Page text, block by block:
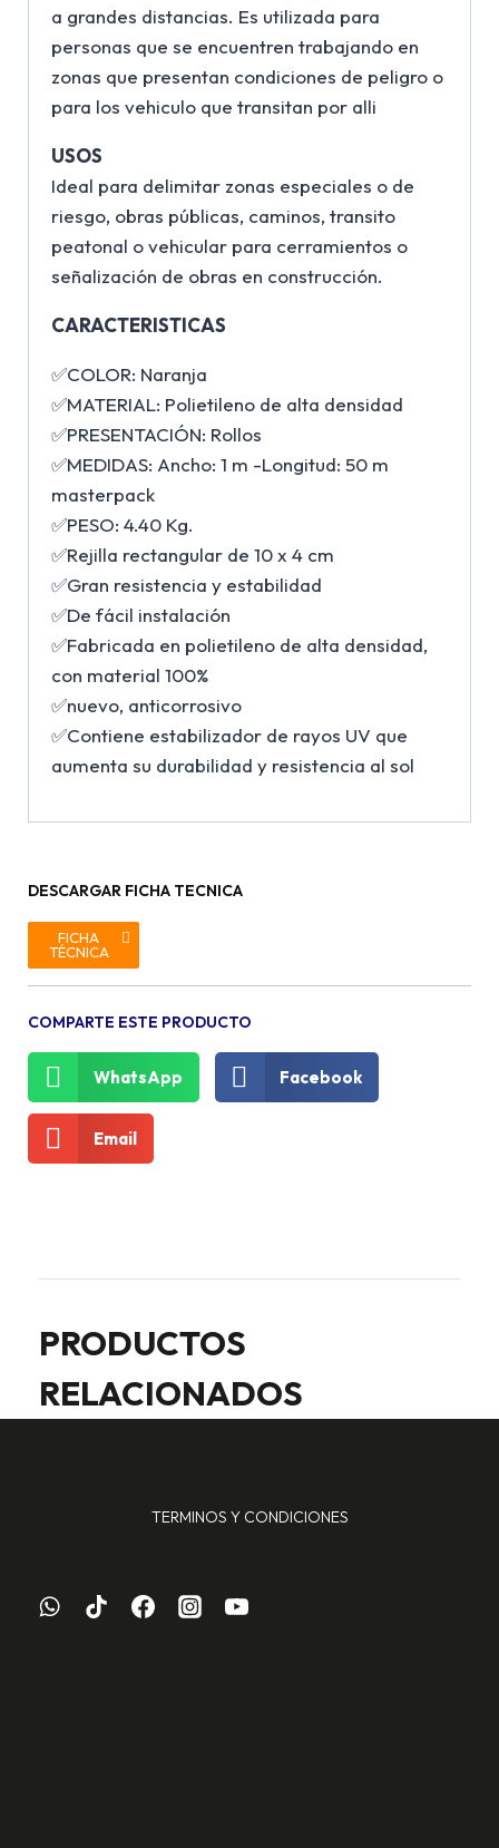
a grandes distancias. Es utilizada para
personas que se encuentren trabajando en
zonas que presentan condiciones de peligro o
para los vehiculo que transitan por alli
USOS
Ideal para delimitar zonas especiales o de
riesgo, obras públicas, caminos, transito
peatonal o vehicular para cerramientos o
señalización de obras en construcción.
CARACTERISTICAS
✅COLOR: Naranja
✅MATERIAL: Polietileno de alta densidad
✅PRESENTACIÓN: Rollos
✅MEDIDAS: Ancho: 1 m -Longitud: 50 m
masterpack
✅PESO: 4.40 Kg.
✅Rejilla rectangular de 10 x 4 cm
✅Gran resistencia y estabilidad
✅De fácil instalación
✅Fabricada en polietileno de alta densidad,
con material 100%
✅nuevo, anticorrosivo
✅Contiene estabilizador de rayos UV que
aumenta su durabilidad y resistencia al sol
DESCARGAR FICHA TECNICA
FICHA
TÉCNICA
COMPARTE ESTE PRODUCTO
WhatsApp Facebook
Email
PRODUCTOS
RELACIONADOS
TERMINOS Y CONDICIONES